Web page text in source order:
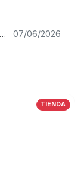
07/06/2026
TIENDA